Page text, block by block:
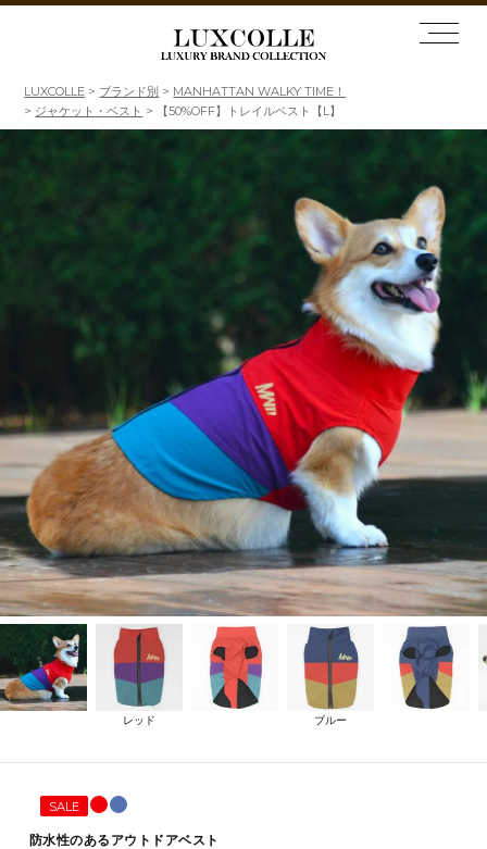
LUXCOLLE ブランド別
MANHATTAN WALKY TIME！
ジャケット・ベスト
【50%OFF】トレイルベスト【L】
レッド ブルー
SALE
防水性のあるアウトドアベスト